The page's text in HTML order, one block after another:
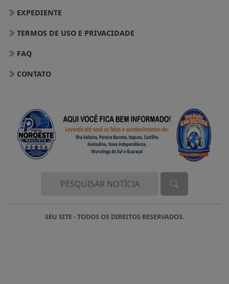
EXPEDIENTE
TERMOS DE USO E PRIVACIDADE
FAQ
CONTATO
SEU SITE - TODOS OS DIREITOS RESERVADOS.